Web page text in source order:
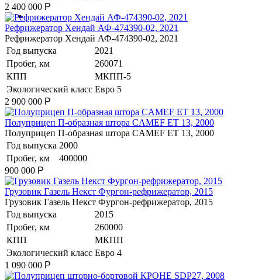
Спецтехника
2 400 000 Р
Рефрижератор Хендай АФ-474390-02, 2021
Рефрижератор Хендай АФ-474390-02, 2021
Год выпуска
2021
Пробег, км
260071
КПП
МКПП-5
Экологический класс Евро 5
2 900 000 Р
Полуприцеп П-образная штора CAMEF ET 13, 2000
Полуприцеп П-образная штора CAMEF ET 13, 2000
Год выпуска 2000
Пробег, км
400000
900 000 Р
Грузовик Газель Некст Фургон-рефрижератор, 2015
Грузовик Газель Некст Фургон-рефрижератор, 2015
Год выпуска
2015
Пробег, км
260000
КПП
МКПП
Экологический класс Евро 4
1 090 000 Р